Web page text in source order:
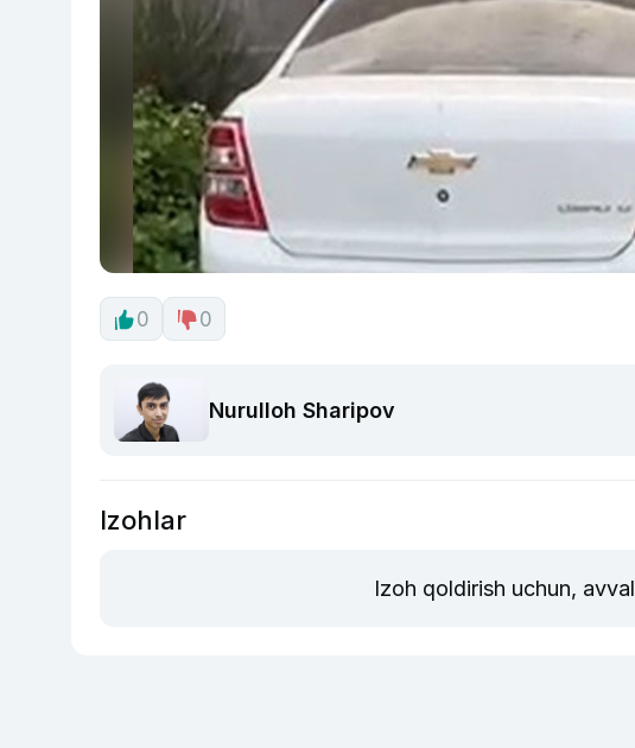
0 0
Nurulloh Sharipov
Izohlar
Izoh qoldirish uchun, avval